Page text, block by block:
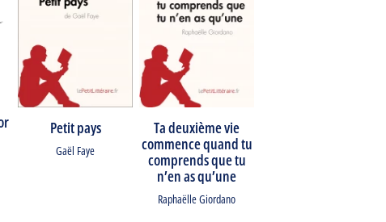
Petit pays
Gaël Faye
Ta deuxième vie
commence quand tu
comprends que tu
n’en as qu’une
Raphaëlle Giordano